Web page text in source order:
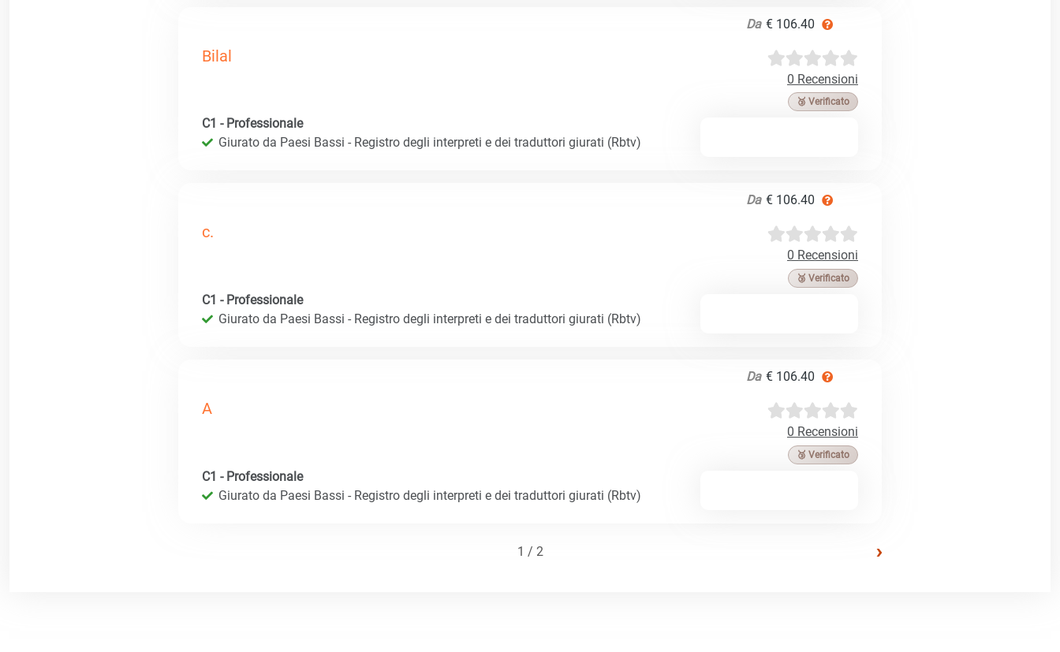
Da € 106.40
Bilal
0 Recensioni
🥉 Verificato
C1 - Professionale
Giurato da Paesi Bassi - Registro degli interpreti e dei traduttori giurati (Rbtv)
Da € 106.40
c.
0 Recensioni
🥉 Verificato
C1 - Professionale
Giurato da Paesi Bassi - Registro degli interpreti e dei traduttori giurati (Rbtv)
Da € 106.40
A
0 Recensioni
🥉 Verificato
C1 - Professionale
Giurato da Paesi Bassi - Registro degli interpreti e dei traduttori giurati (Rbtv)
1 / 2 ›